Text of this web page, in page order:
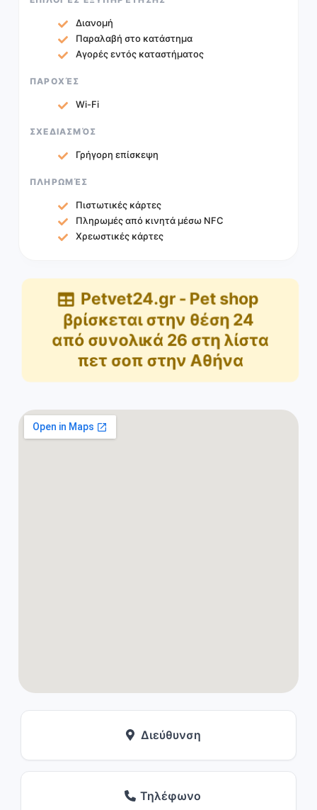
Διανομή
Παραλαβή στο κατάστημα
Αγορές εντός καταστήματος
ΠΑΡΟΧΈΣ
Wi-Fi
ΣΧΕΔΙΑΣΜΌΣ
Γρήγορη επίσκεψη
ΠΛΗΡΩΜΈΣ
Πιστωτικές κάρτες
Πληρωμές από κινητά μέσω NFC
Χρεωστικές κάρτες
Petvet24.gr - Pet shop
βρίσκεται στην θέση 24
από συνολικά 26 στη λίστα
πετ σοπ στην Αθήνα
Διεύθυνση
Τηλέφωνο